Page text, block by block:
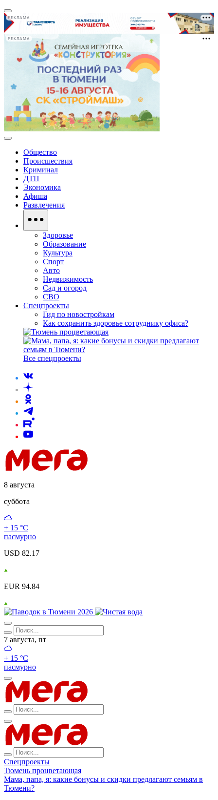
РЕКЛАМА
РЕКЛАМА
Общество
Происшествия
Криминал
ДТП
Экономика
Афиша
Развлечения
Здоровье
Образование
Культура
Спорт
Авто
Недвижимость
Сад и огород
СВО
Спецпроекты
Гид по новостройкам
Как сохранить здоровье сотруднику офиса?
Все спецпроекты
8 августа
суббота
+ 15 °С
пасмурно
USD 82.17
EUR 94.84
7 августа, пт
+ 15 °С
пасмурно
Спецпроекты
Тюмень процветающая
Мама, папа, я: какие бонусы и скидки предлагают семьям в
Тюмени?